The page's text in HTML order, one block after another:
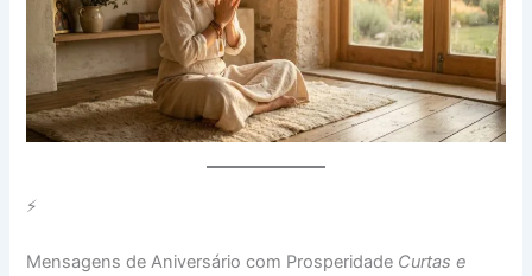
⚡
Mensagens de Aniversário com Prosperidade Curtas e